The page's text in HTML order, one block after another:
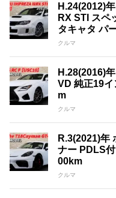
H.24(2012)
RX STI スペ
タキャタ パ
クルマ
H.28(2016)
VD 純正19
m
クルマ
R.3(2021)年
ナー PDLS
00km
クルマ